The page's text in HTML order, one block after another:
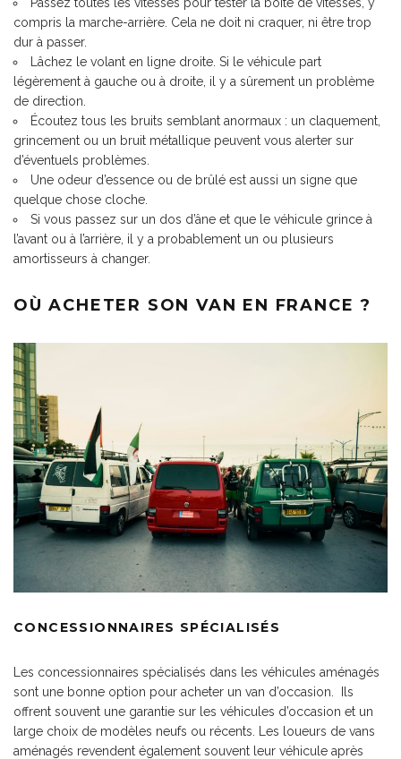
Passez toutes les vitesses pour tester la boîte de vitesses, y
compris la marche-arrière. Cela ne doit ni craquer, ni être trop
dur à passer.
Lâchez le volant en ligne droite. Si le véhicule part
légèrement à gauche ou à droite, il y a sûrement un problème
de direction.
Écoutez tous les bruits semblant anormaux : un claquement,
grincement ou un bruit métallique peuvent vous alerter sur
d’éventuels problèmes.
Une odeur d’essence ou de brûlé est aussi un signe que
quelque chose cloche.
Si vous passez sur un dos d’âne et que le véhicule grince à
l’avant ou à l’arrière, il y a probablement un ou plusieurs
amortisseurs à changer.
OÙ ACHETER SON VAN EN FRANCE ?
CONCESSIONNAIRES SPÉCIALISÉS
Les concessionnaires spécialisés dans les véhicules aménagés
sont une bonne option pour acheter un van d’occasion. Ils
offrent souvent une garantie sur les véhicules d’occasion et un
large choix de modèles neufs ou récents. Les loueurs de vans
aménagés revendent également souvent leur véhicule après